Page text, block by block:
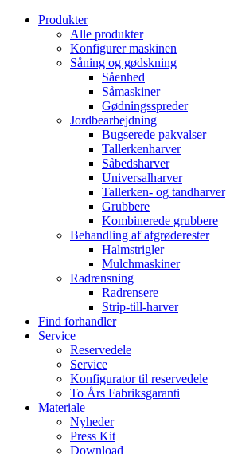
Produkter
Alle produkter
Konfigurer maskinen
Såning og gødskning
Såenhed
Såmaskiner
Gødningsspreder
Jordbearbejdning
Bugserede pakvalser
Tallerkenharver
Såbedsharver
Universalharver
Tallerken- og tandharver
Grubbere
Kombinerede grubbere
Behandling af afgrøderester
Halmstrigler
Mulchmaskiner
Radrensning
Radrensere
Strip-till-harver
Find forhandler
Service
Reservedele
Service
Konfigurator til reservedele
To Års Fabriksgaranti
Materiale
Nyheder
Press Kit
Download